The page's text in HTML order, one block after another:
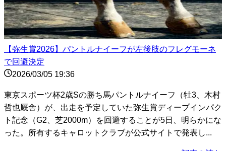
【弥生賞2026】パントルナイーフが左後肢のフレグモーネ
で回避決定
2026/03/05 19:36
東京スポーツ杯2歳Sの勝ち馬パントルナイーフ（牡3、木村
哲也厩舎）が、出走を予定していた弥生賞ディープインパク
ト記念（G2、芝2000m）を回避することが5日、明らかにな
った。所有するキャロットクラブが公式サイトで発表し...